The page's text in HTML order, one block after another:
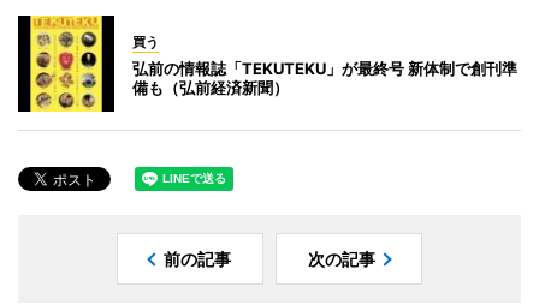
買う
弘前の情報誌「TEKUTEKU」が最終号 新体制で創刊準
備も（弘前経済新聞）
前の記事 次の記事